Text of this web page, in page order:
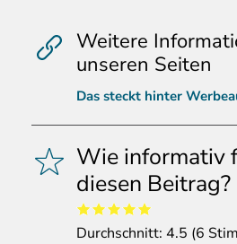
Weitere
unseren Seiten
Das steckt hinter
Wie informativ
diesen Beitrag?
Durchschnitt: 4.5 (6